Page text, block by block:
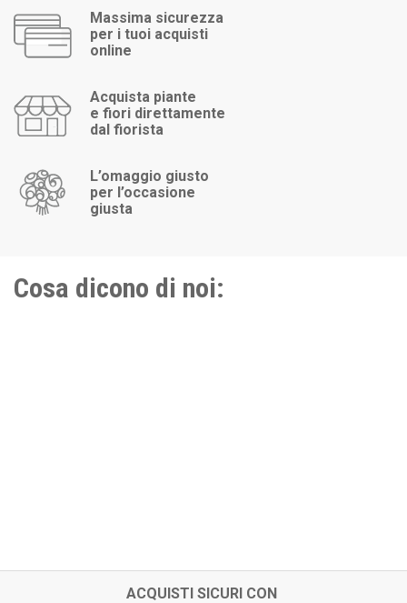
Massima sicurezza
per i tuoi acquisti
online
Acquista piante
e fiori direttamente
dal fiorista
L’omaggio giusto
per l’occasione
giusta
Cosa dicono di noi:
ACQUISTI SICURI CON